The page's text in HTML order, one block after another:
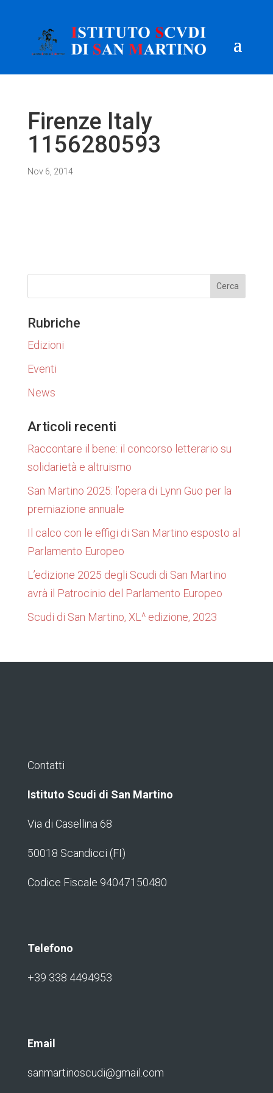
Firenze Italy
1156280593
Nov 6, 2014
Rubriche
Edizioni
Eventi
News
Articoli recenti
Raccontare il bene: il concorso letterario su
solidarietà e altruismo
San Martino 2025: l’opera di Lynn Guo per la
premiazione annuale
Il calco con le effigi di San Martino esposto al
Parlamento Europeo
L’edizione 2025 degli Scudi di San Martino
avrà il Patrocinio del Parlamento Europeo
Scudi di San Martino, XL^ edizione, 2023
Contatti
Istituto Scudi di San Martino
Via di Casellina 68
50018 Scandicci (FI)
Codice Fiscale 94047150480
Telefono
+39 338 4494953
Email
sanmartinoscudi@gmail.com